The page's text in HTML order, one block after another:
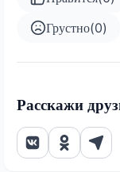
Грустно(0)
Расскажи